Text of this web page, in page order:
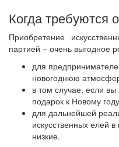
Когда требуются
Приобретение
партией – очень выгодное
для
новогоднюю
в том случае, если вы
подарок к Новому
для дальнейшей
искусственных елей
низкие.